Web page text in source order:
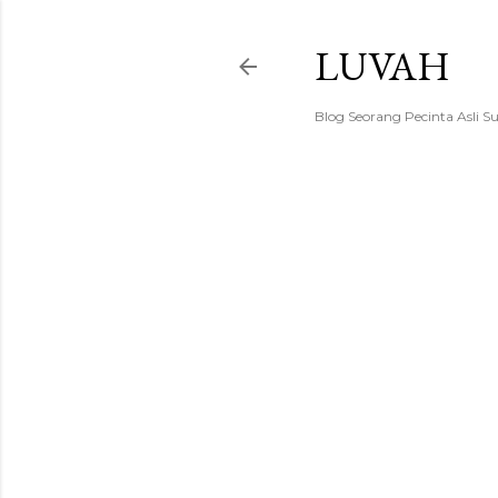
LUVAH
Blog Seorang Pecinta Asli